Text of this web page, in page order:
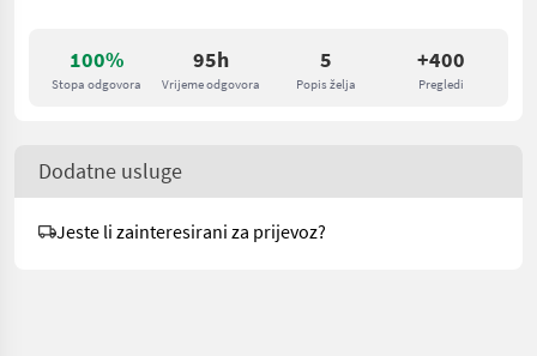
100%
Stopa odgovora
95h
Vrijeme odgovora
5
Popis želja
+400
Pregledi
Dodatne usluge
Jeste li zainteresirani za prijevoz?